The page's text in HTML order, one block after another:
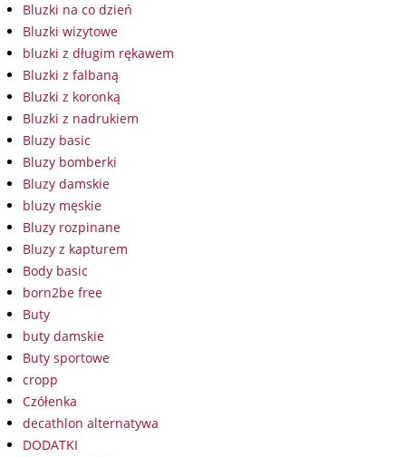
Bluzki na co dzień
Bluzki wizytowe
bluzki z długim rękawem
Bluzki z falbaną
Bluzki z koronką
Bluzki z nadrukiem
Bluzy basic
Bluzy bomberki
Bluzy damskie
bluzy męskie
Bluzy rozpinane
Bluzy z kapturem
Body basic
born2be free
Buty
buty damskie
Buty sportowe
cropp
Czółenka
decathlon alternatywa
DODATKI